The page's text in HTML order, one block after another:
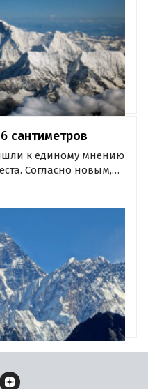
сантиметров
к единому мнению
Согласно новым,